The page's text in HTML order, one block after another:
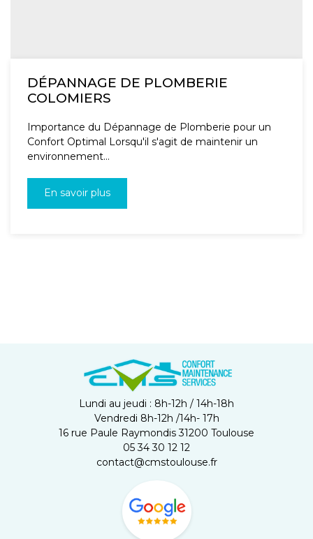
DÉPANNAGE DE PLOMBERIE
COLOMIERS
Importance du Dépannage de Plomberie pour un
Confort Optimal Lorsqu'il s'agit de maintenir un
environnement...
En savoir plus
Lundi au jeudi : 8h-12h / 14h-18h
Vendredi 8h-12h /14h- 17h
16 rue Paule Raymondis 31200 Toulouse
05 34 30 12 12
contact@cmstoulouse.fr